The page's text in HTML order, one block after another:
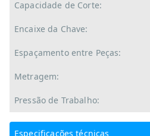
Capacidade de Corte:
Encaixe da Chave:
Espaçamento entre Peças:
Metragem:
Pressão de Trabalho:
Especificações técnicas